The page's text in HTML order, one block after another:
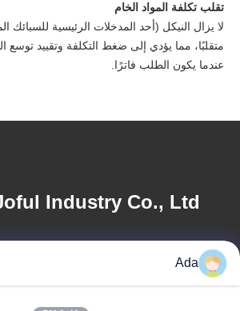
تقلب تكلفة المواد الخام
لا يزال النيكل (أحد المدخلات الرئيسية للسبائك
متقلبًا، مما يؤدي إلى ضغط التكلفة وتقييد توسع
عندما يكون الطلب فاترًا.
Industry Co., Ltd
Ada